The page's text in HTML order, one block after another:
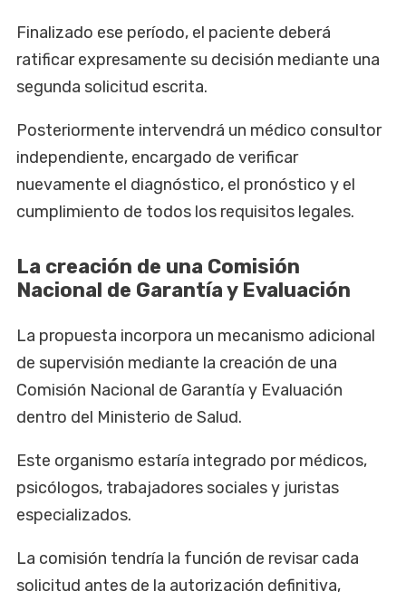
Finalizado ese período, el paciente deberá
ratificar expresamente su decisión mediante una
segunda solicitud escrita.
Posteriormente intervendrá un médico consultor
independiente, encargado de verificar
nuevamente el diagnóstico, el pronóstico y el
cumplimiento de todos los requisitos legales.
La creación de una Comisión
Nacional de Garantía y Evaluación
La propuesta incorpora un mecanismo adicional
de supervisión mediante la creación de una
Comisión Nacional de Garantía y Evaluación
dentro del Ministerio de Salud.
Este organismo estaría integrado por médicos,
psicólogos, trabajadores sociales y juristas
especializados.
La comisión tendría la función de revisar cada
solicitud antes de la autorización definitiva,